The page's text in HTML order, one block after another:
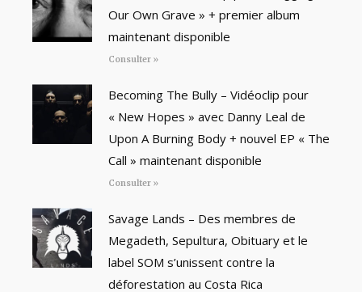
Our Own Grave » + premier album
maintenant disponible
Consulter »
Becoming The Bully – Vidéoclip pour
« New Hopes » avec Danny Leal de
Upon A Burning Body + nouvel EP « The
Call » maintenant disponible
Consulter »
Savage Lands – Des membres de
Megadeth, Sepultura, Obituary et le
label SOM s’unissent contre la
déforestation au Costa Rica